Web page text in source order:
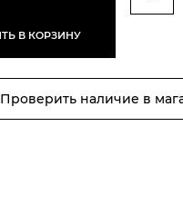
В КОРЗИНУ
Проверить наличие в